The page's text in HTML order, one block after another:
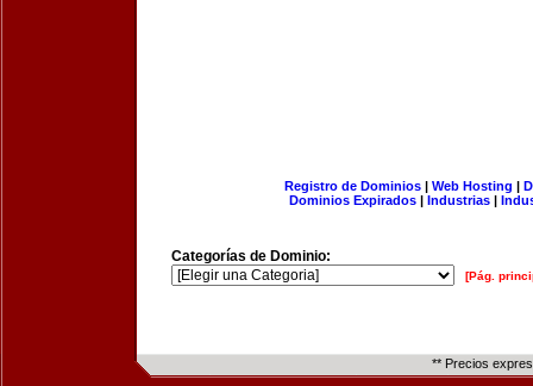
Registro de Dominios| Web Hosting |
Dominios Expirados | Industrias |
Categorías de Dominio:
[Pág.
** Precios